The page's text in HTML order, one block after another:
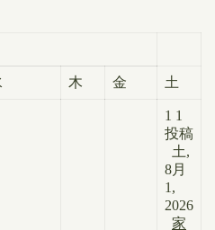
木 金 土
1 1
投稿
土,
8月
1,
2026
家